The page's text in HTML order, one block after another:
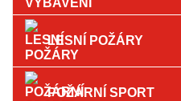
LESNÍ POŽÁRY
POŽÁRNÍ SPORT